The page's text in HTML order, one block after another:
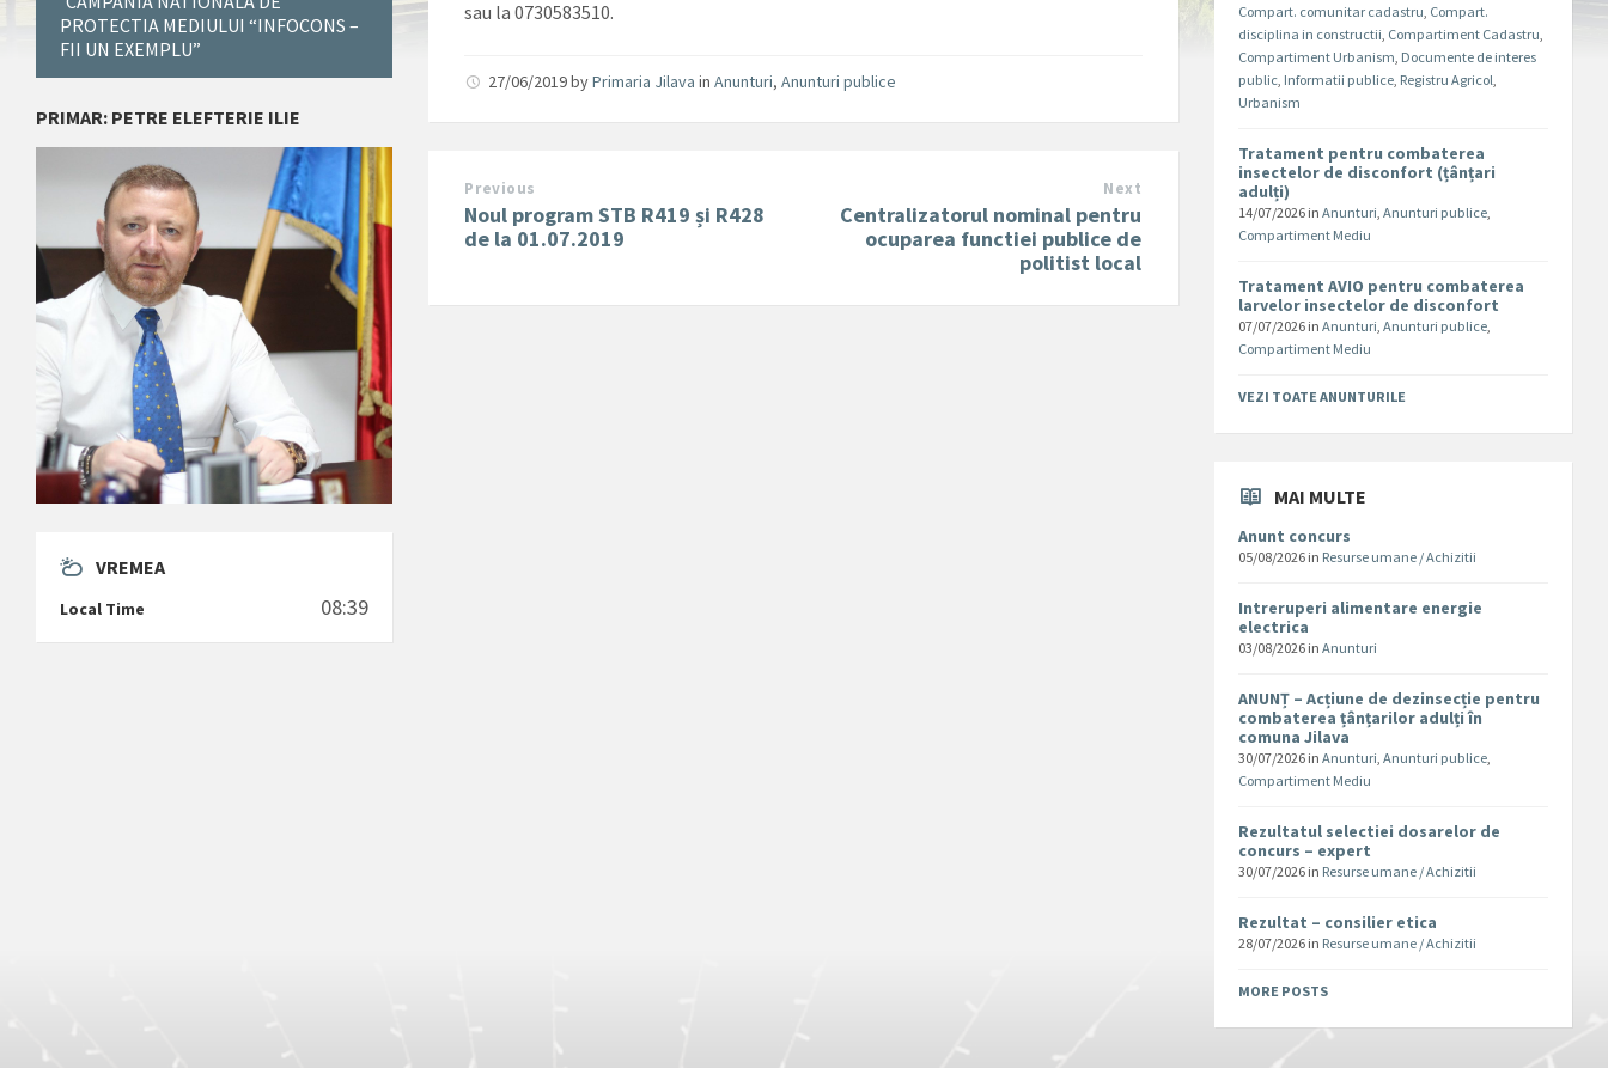
sau la 0730583510.
27/06/2019byPrimaria Jilava inAnunturi,Anunturi publice
Previous
Noul program STB R419 și R428
de la 01.07.2019
Next
Centralizatorul nominal pentru
ocuparea functiei publice de
politist local
PROTECTIA MEDIULUI “INFOCONS –
FII UN EXEMPLU”
PRIMAR: PETRE ELEFTERIE ILIE
VREMEA
Local Time 08:39
Compart. comunitar cadastru, Compart.
disciplina in constructii, Compartiment Cadastru,
Compartiment Urbanism, Documente de interes
public, Informatii publice, Registru Agricol,
Urbanism
Tratament pentru combaterea
insectelor de disconfort (țânțari
adulți)
14/07/2026 inAnunturi,Anunturi publice,
Compartiment Mediu
Tratament AVIO pentru combaterea
larvelor insectelor de disconfort
07/07/2026 inAnunturi,Anunturi publice,
Compartiment Mediu
VEZI TOATE ANUNTURILE
MAI MULTE
Anunt concurs
05/08/2026 in Resurse umane / Achizitii
Intreruperi alimentare energie
electrica
03/08/2026 inAnunturi
ANUNȚ – Acțiune de dezinsecție pentru
combaterea țânțarilor adulți în
comuna Jilava
30/07/2026 inAnunturi,Anunturi publice,
Compartiment Mediu
Rezultatul selectiei dosarelor de
concurs – expert
30/07/2026 in Resurse umane / Achizitii
Rezultat – consilier etica
28/07/2026 in Resurse umane / Achizitii
MORE POSTS